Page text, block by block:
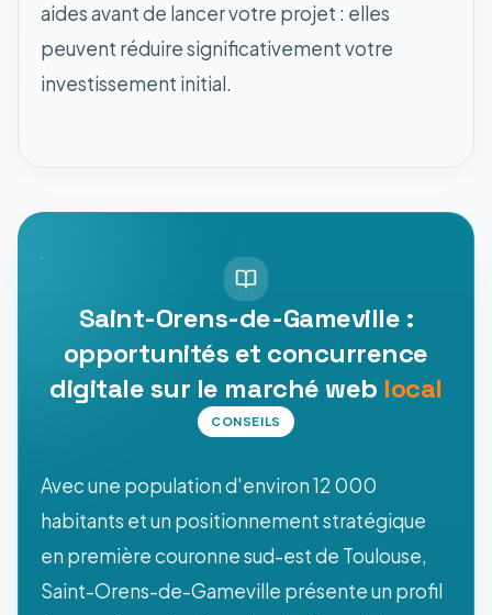
aides avant de lancer votre projet : elles
peuvent réduire significativement votre
investissement initial.
Saint-Orens-de-Gameville :
opportunités et concurrence
digitale sur le marché web local
CONSEILS
Avec une population d'environ 12 000
habitants et un positionnement stratégique
en première couronne sud-est de Toulouse,
Saint-Orens-de-Gameville présente un profil